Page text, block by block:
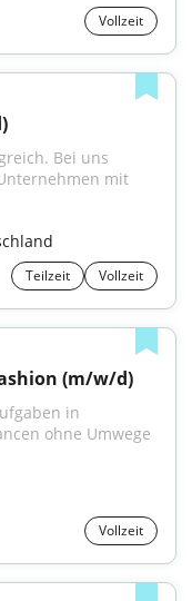
Vollzeit
Bei uns
mit
Teilzeit Vollzeit
(m/w/d)
ohne Umwege
Vollzeit